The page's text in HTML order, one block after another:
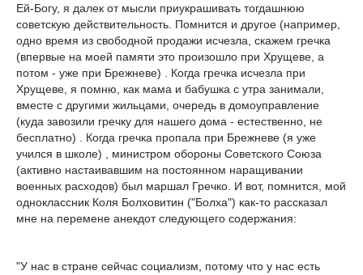
Ей-Богу, я далек от мысли приукрашивать тогдашнюю
советскую действительность. Помнится и другое (например,
одно время из свободной продажи исчезла, скажем гречка
(впервые на моей памяти это произошло при Хрущеве, а
потом - уже при Брежневе) . Когда гречка исчезла при
Хрущеве, я помню, как мама и бабушка с утра занимали,
вместе с другими жильцами, очередь в домоуправление
(куда завозили гречку для нашего дома - естественно, не
бесплатно) . Когда гречка пропала при Брежневе (я уже
учился в школе) , министром обороны Советского Союза
(активно настаивавшим на постоянном наращивании
военных расходов) был маршал Гречко. И вот, помнится, мой
одноклассник Коля Болховитин ("Болха") как-то рассказал
мне на перемене анекдот следующего содержания:
"У нас в стране сейчас социализм, потому что у нас есть